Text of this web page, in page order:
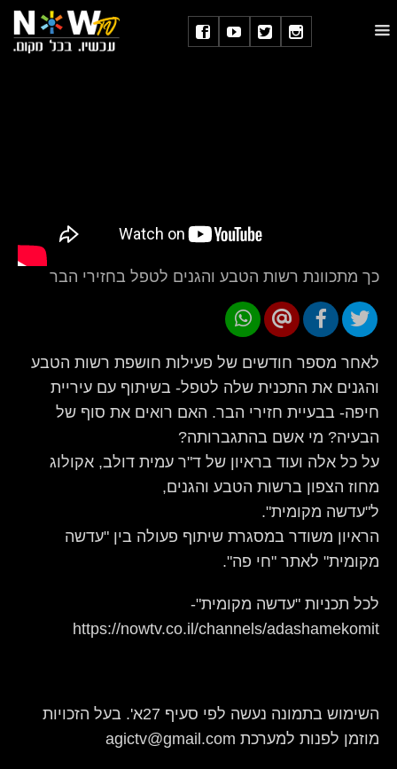
כך מתכוונת רשות הטבע והגנים לטפל בחזירי הבר
לאחר מספר חודשים של פעילות חושפת רשות הטבע
והגנים את התכנית שלה לטפל- בשיתוף עם עיריית
חיפה- בבעיית חזירי הבר. האם רואים את סוף של
הבעיה? מי אשם בהתגברותה?
על כל אלה ועוד בראיון של ד"ר עמית דולב, אקולוג
מחוז הצפון ברשות הטבע והגנים,
ל"עדשה מקומית".
הראיון משודר במסגרת שיתוף פעולה בין "עדשה
מקומית" לאתר "חי פה".
לכל תכניות "עדשה מקומית"-
https://nowtv.co.il/channels/adashamekomit
השימוש בתמונה נעשה לפי סעיף 27א'. בעל הזכויות
מוזמן לפנות למערכת agictv@gmail.com